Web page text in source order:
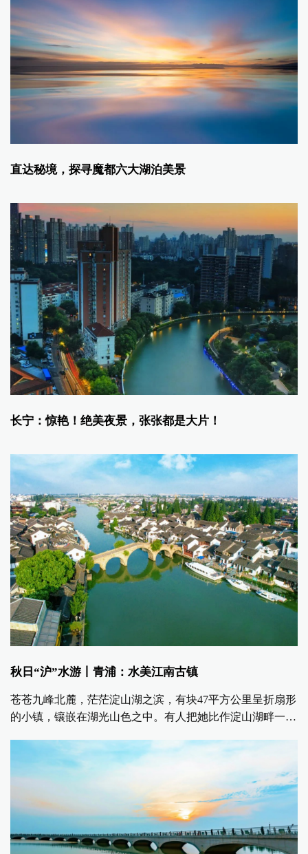
直达秘境，探寻魔都六大湖泊美景
长宁：惊艳！绝美夜景，张张都是大片！
秋日“沪”水游丨青浦：水美江南古镇
苍苍九峰北麓，茫茫淀山湖之滨，有块47平方公里呈折扇形
的小镇，镶嵌在湖光山色之中。有人把她比作淀山湖畔一颗
政府命名为首批四大文化名镇之一。